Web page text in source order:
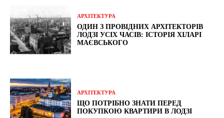
АРХІТЕКТУРА
ОДИН З ПРОВІДНИХ АРХІТЕКТОРІВ
ЛОДЗІ УСІХ ЧАСІВ: ІСТОРІЯ ХІЛАРІ
МАЄВСЬКОГО
АРХІТЕКТУРА
ЩО ПОТРІБНО ЗНАТИ ПЕРЕД
ПОКУПКОЮ КВАРТИРИ В ЛОДЗІ